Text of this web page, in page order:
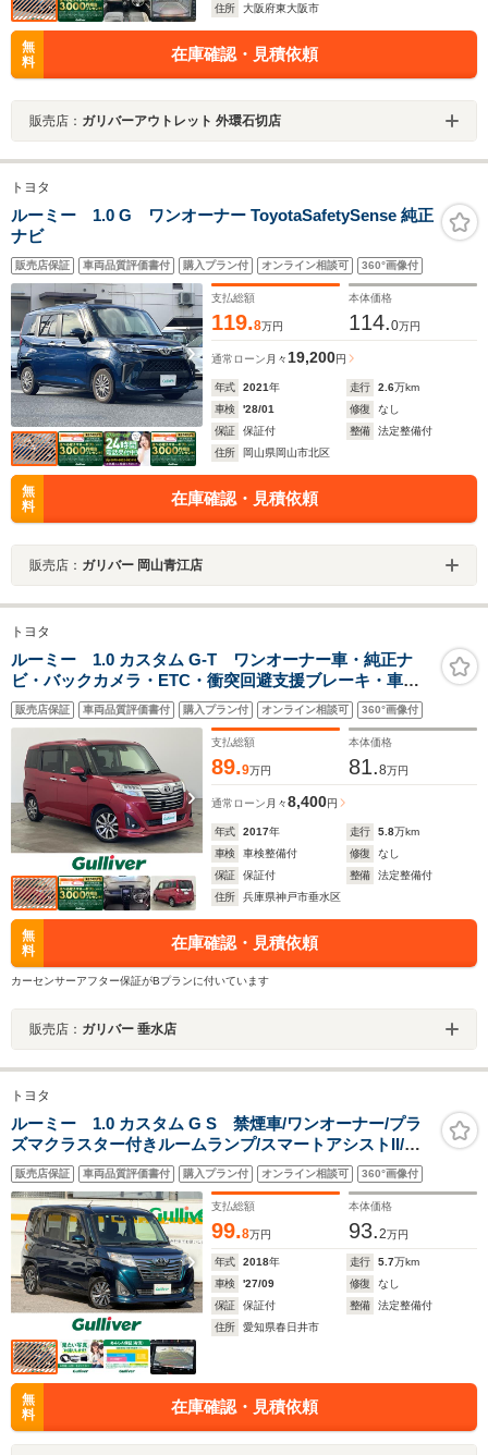
住所
大阪府東大阪市
無
料
在庫確認・見積依頼
販売店： ガリバーアウトレット 外環石切店
トヨタ
ルーミー 1.0 G ワンオーナー ToyotaSafetySense 純正
ナビ
販売店保証 車両品質評価書付 購入プラン付 オンライン相談可 360°画像付
支払総額
119.8万円
本体価格
114.0万円
通常ローン 月々 19,200円
年式 2021年 走行 2.6万km
車検
'28/01 修復
なし
保証
保証付 整備
法定整備付
住所
岡山県岡山市北区
無
料
在庫確認・見積依頼
販売店： ガリバー 岡山青江店
トヨタ
ルーミー 1.0 カスタム G-T ワンオーナー車・純正ナ
ビ・バックカメラ・ETC・衝突回避支援ブレーキ・車線
逸脱警報・先行車発進告知・誤発進抑制制御・両側パワ
ースライドドア・LEDヘッドライト・オートライト・純
正15インチアルミホイール
販売店保証 車両品質評価書付 購入プラン付 オンライン相談可 360°画像付
支払総額
89.9万円
本体価格
81.8万円
通常ローン 月々8,400円
年式 2017年 走行 5.8万km
車検
車検整備付 修復
なし
保証
保証付 整備
法定整備付
住所
兵庫県神戸市垂水区
無
料
在庫確認・見積依頼
カーセンサーアフター保証がBプランに付いています
販売店： ガリバー 垂水店
トヨタ
ルーミー 1.0 カスタム G S 禁煙車/ワンオーナー/プラ
ズマクラスター付きルームランプ/スマートアシストII/純
正9型メモリナビ/フルセグ/TVキャンセラー/バックカメラ/
両側パワースライドドア/ドライブレコーダー/純正15AW
販売店保証 車両品質評価書付 購入プラン付 オンライン相談可 360°画像付
支払総額
99.8万円
本体価格
93.2万円
年式 2018年 走行 5.7万km
車検
'27/09 修復
なし
保証
保証付 整備
法定整備付
住所
愛知県春日井市
無
料
在庫確認・見積依頼